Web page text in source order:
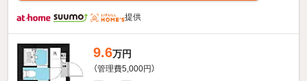
提供
9.6万円
（管理費5,000円）